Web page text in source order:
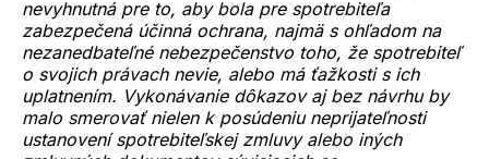
nevyhnutná pre to, aby bola pre spotrebiteľa
zabezpečená účinná ochrana, najmä s ohľadom na
nezanedbateľné nebezpečenstvo toho, že spotrebiteľ
o svojich právach nevie, alebo má ťažkosti s ich
uplatnením. Vykonávanie dôkazov aj bez návrhu by
malo smerovať nielen k posúdeniu neprijateľnosti
ustanovení spotrebiteľskej zmluvy alebo iných